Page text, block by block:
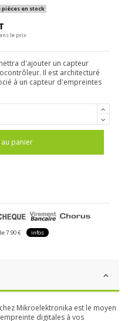
pièces en stock
le prix
d'ajouter un capteur
Il est architecturé
à un capteur d'empreintes
panier
7.90 € infos
Mikroelektronika est le moyen
digitales à vos